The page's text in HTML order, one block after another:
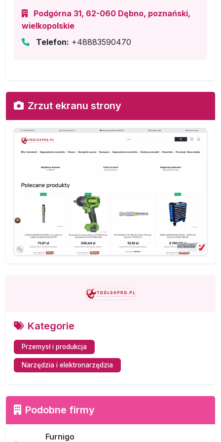
Podgórna 31, 62-060 Dębno, poznański,
wielkopolskie
Telefon: +48883590470
Zrzut ekranu strony
Kategorie
Przemysł i produkcja
Narzędzia i elektronarzędzia
Podobne firmy
Furnigo